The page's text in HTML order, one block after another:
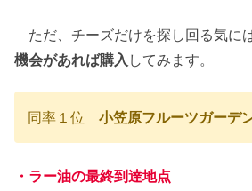
ただ、チーズだけを探し回る気に
機会があれば購入 してみます。
同率１位 小笠原フルーツガーデ
・ラー油の最終到達地点